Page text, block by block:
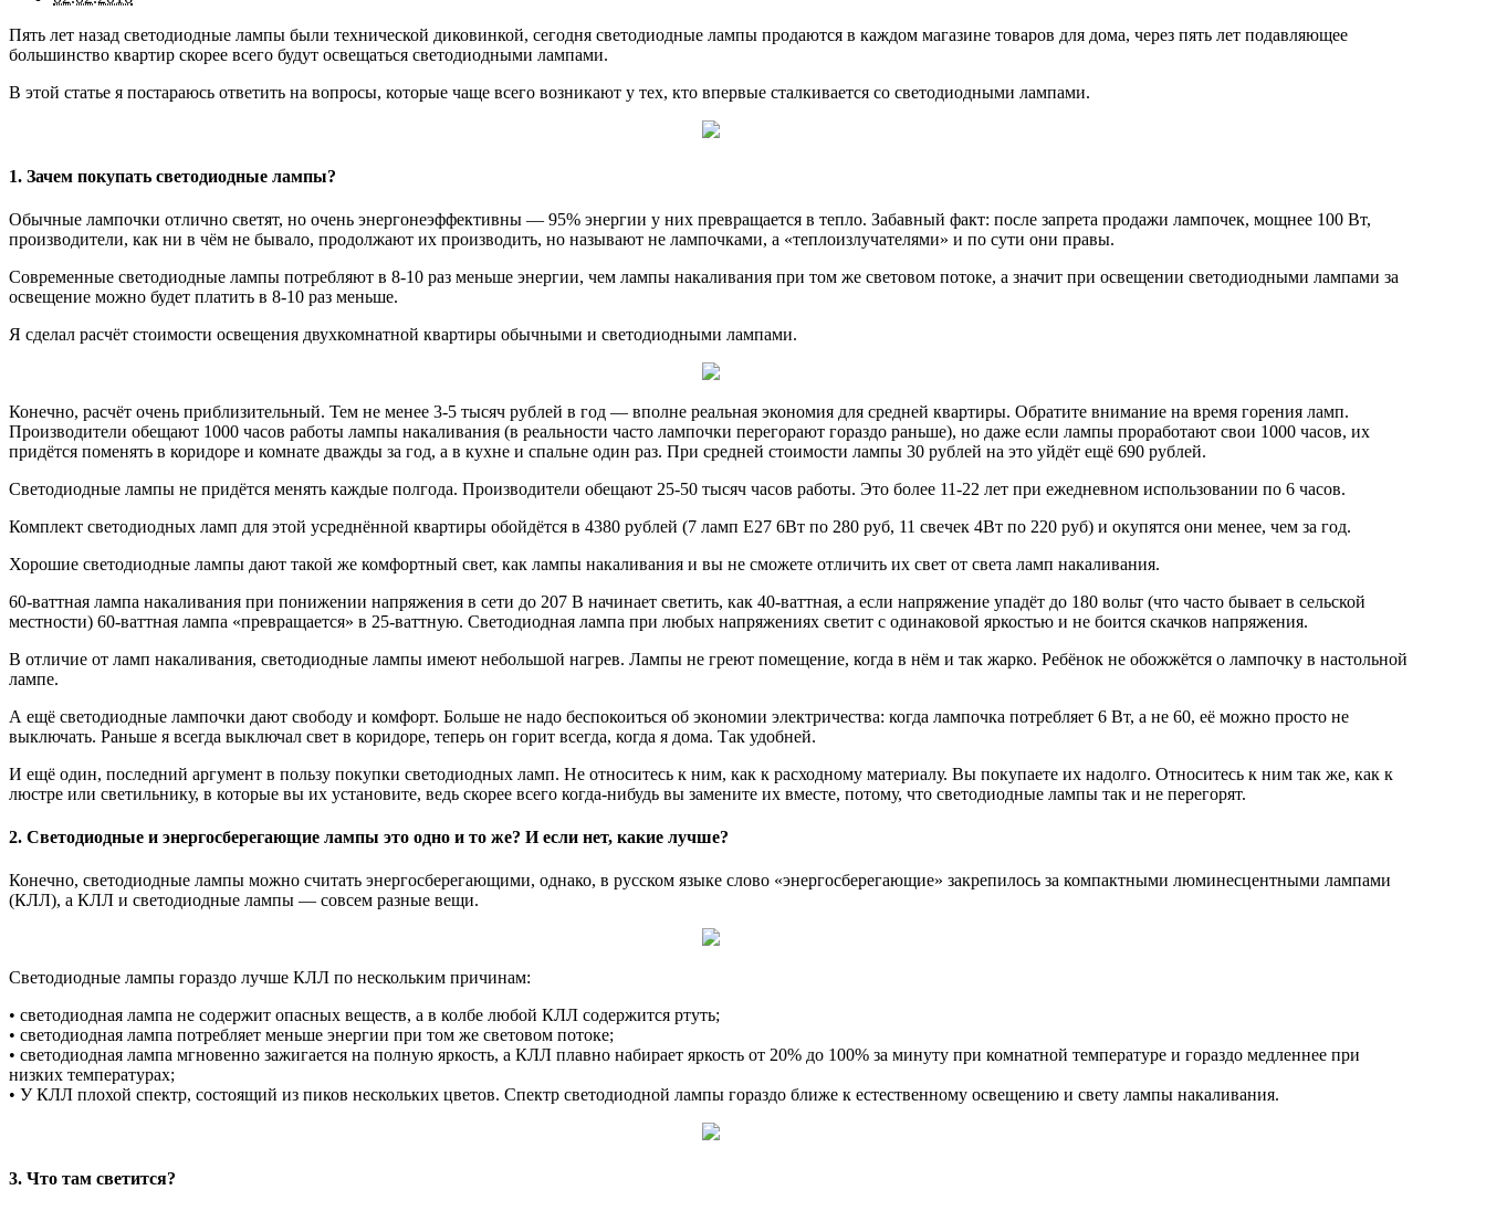
Пять лет назад светодиодные лампы были технической диковинкой, сегодня светодиодные лампы продаются в каждом магазине товаров для дома, через пять лет подавляющее
большинство квартир скорее всего будут освещаться светодиодными лампами.
В этой статье я постараюсь ответить на вопросы, которые чаще всего возникают у тех, кто впервые сталкивается со светодиодными лампами.
1. Зачем покупать светодиодные лампы?
Обычные лампочки отлично светят, но очень энергонеэффективны — 95% энергии у них превращается в тепло. Забавный факт: после запрета продажи лампочек, мощнее 100 Вт,
производители, как ни в чём не бывало, продолжают их производить, но называют не лампочками, а «теплоизлучателями» и по сути они правы.
Современные светодиодные лампы потребляют в 8-10 раз меньше энергии, чем лампы накаливания при том же световом потоке, а значит при освещении светодиодными лампами за
освещение можно будет платить в 8-10 раз меньше.
Я сделал расчёт стоимости освещения двухкомнатной квартиры обычными и светодиодными лампами.
Конечно, расчёт очень приблизительный. Тем не менее 3-5 тысяч рублей в год — вполне реальная экономия для средней квартиры. Обратите внимание на время горения ламп.
Производители обещают 1000 часов работы лампы накаливания (в реальности часто лампочки перегорают гораздо раньше), но даже если лампы проработают свои 1000 часов, их
придётся поменять в коридоре и комнате дважды за год, а в кухне и спальне один раз. При средней стоимости лампы 30 рублей на это уйдёт ещё 690 рублей.
Светодиодные лампы не придётся менять каждые полгода. Производители обещают 25-50 тысяч часов работы. Это более 11-22 лет при ежедневном использовании по 6 часов.
Комплект светодиодных ламп для этой усреднённой квартиры обойдётся в 4380 рублей (7 ламп E27 6Вт по 280 руб, 11 свечек 4Вт по 220 руб) и окупятся они менее, чем за год.
Хорошие светодиодные лампы дают такой же комфортный свет, как лампы накаливания и вы не сможете отличить их свет от света ламп накаливания.
60-ваттная лампа накаливания при понижении напряжения в сети до 207 В начинает светить, как 40-ваттная, а если напряжение упадёт до 180 вольт (что часто бывает в сельской
местности) 60-ваттная лампа «превращается» в 25-ваттную. Светодиодная лампа при любых напряжениях светит с одинаковой яркостью и не боится скачков напряжения.
В отличие от ламп накаливания, светодиодные лампы имеют небольшой нагрев. Лампы не греют помещение, когда в нём и так жарко. Ребёнок не обожжётся о лампочку в настольной
лампе.
А ещё светодиодные лампочки дают свободу и комфорт. Больше не надо беспокоиться об экономии электричества: когда лампочка потребляет 6 Вт, а не 60, её можно просто не
выключать. Раньше я всегда выключал свет в коридоре, теперь он горит всегда, когда я дома. Так удобней.
И ещё один, последний аргумент в пользу покупки светодиодных ламп. Не относитесь к ним, как к расходному материалу. Вы покупаете их надолго. Относитесь к ним так же, как к
люстре или светильнику, в которые вы их установите, ведь скорее всего когда-нибудь вы замените их вместе, потому, что светодиодные лампы так и не перегорят.
2. Светодиодные и энергосберегающие лампы это одно и то же? И если нет, какие лучше?
Конечно, светодиодные лампы можно считать энергосберегающими, однако, в русском языке слово «энергосберегающие» закрепилось за компактными люминесцентными лампами
(КЛЛ), а КЛЛ и светодиодные лампы — совсем разные вещи.
Светодиодные лампы гораздо лучше КЛЛ по нескольким причинам:
• cветодиодная лампа не содержит опасных веществ, а в колбе любой КЛЛ содержится ртуть;
• cветодиодная лампа потребляет меньше энергии при том же световом потоке;
• cветодиодная лампа мгновенно зажигается на полную яркость, а КЛЛ плавно набирает яркость от 20% до 100% за минуту при комнатной температуре и гораздо медленнее при
низких температурах;
• У КЛЛ плохой спектр, состоящий из пиков нескольких цветов. Спектр светодиодной лампы гораздо ближе к естественному освещению и свету лампы накаливания.
3. Что там светится?